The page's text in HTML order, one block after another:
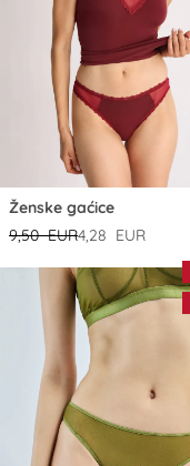
Ženske gaćice
4,28 EUR
9,50 EUR